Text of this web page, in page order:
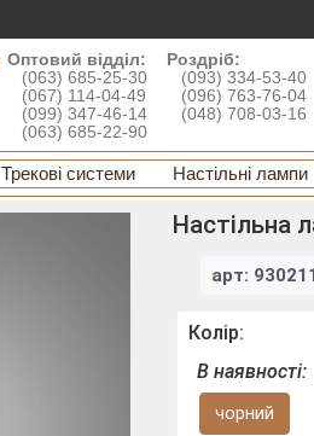
Оптовий відділ:
(063) 685-25-30
(067) 114-04-49
(099) 347-46-14
(063) 685-22-90
Роздріб:
(093) 334-53-40
(096) 763-76-04
(048) 708-03-16
Трекові системи Настільні лампи
Настільна
арт:
Колір:
В наявності:
чорний